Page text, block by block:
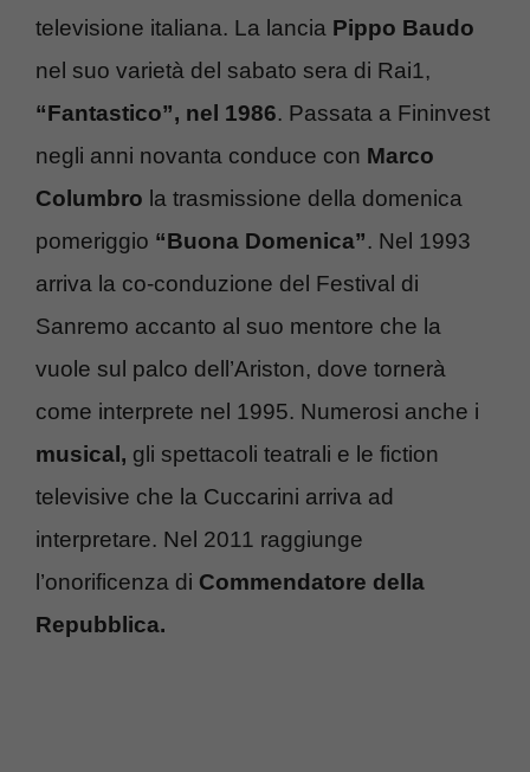
televisione italiana. La lancia Pippo Baudo
nel suo varietà del sabato sera di Rai1,
“Fantastico”, nel 1986. Passata a Fininvest
negli anni novanta conduce con Marco
Columbro la trasmissione della domenica
pomeriggio “Buona Domenica”. Nel 1993
arriva la co-conduzione del Festival di
Sanremo accanto al suo mentore che la
vuole sul palco dell’Ariston, dove tornerà
come interprete nel 1995. Numerosi anche i
musical, gli spettacoli teatrali e le fiction
televisive che la Cuccarini arriva ad
interpretare. Nel 2011 raggiunge
l’onorificenza di Commendatore della
Repubblica.